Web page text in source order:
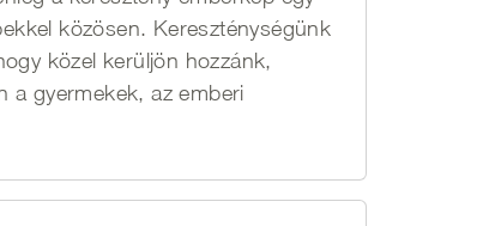
közösen. Kereszténységünk
közel kerüljön hozzánk,
a gyermekek, az emberi